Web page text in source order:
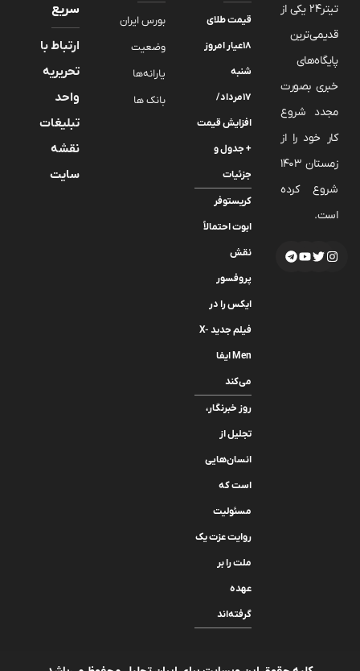
تیتر24 یکی از
قدیمی‌ترین
پایگاه‌های
خبری بصورت
مجدد شروع
کار خود را از
زمستان 1403
شروع کرده
است.
قیمت طلای
۱۸عیار امروز
شنبه
۱۷مرداد/
افزایش قیمت
+ جدول و
جزئیات
کریستوفر
ابوت احتمالاً
نقش
پروفسور
ایکس را در
فیلم جدید X-
Men ایفا
می‌کند
روز خبرنگار،
تجلیل از
انسان‌هایی
است که
مسئولیت
روایت عزت یک
ملت را بر
عهده
گرفته‌اند
بورس ایران
وضعیت
یارانه‌ها
بانک ها
سریع
ارتباط با
تحریریه
واحد
تبلیغات
نقشه
سایت